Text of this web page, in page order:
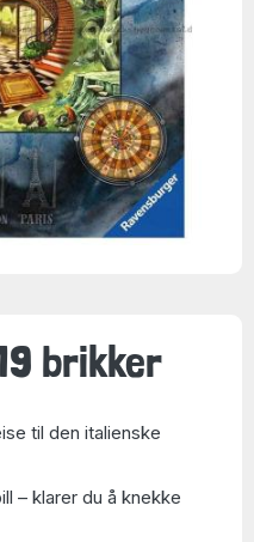
brikker
til den italienske
– klarer du å knekke